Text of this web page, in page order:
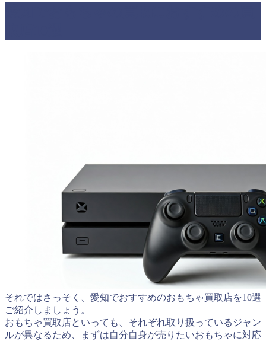
それではさっそく、愛知でおすすめのおもちゃ買取店を10選
ご紹介しましょう。
おもちゃ買取店といっても、それぞれ取り扱っているジャン
ルが異なるため、まずは自分自身が売りたいおもちゃに対応